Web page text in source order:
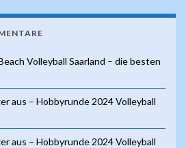
Volleyball Saarland – die besten
aus – Hobbyrunde 2024 Volleyball
aus – Hobbyrunde 2024 Volleyball